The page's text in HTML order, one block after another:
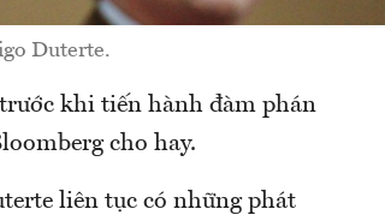
Duterte.
khi tiến hành đàm phán
cho hay.
liên tục có những phát